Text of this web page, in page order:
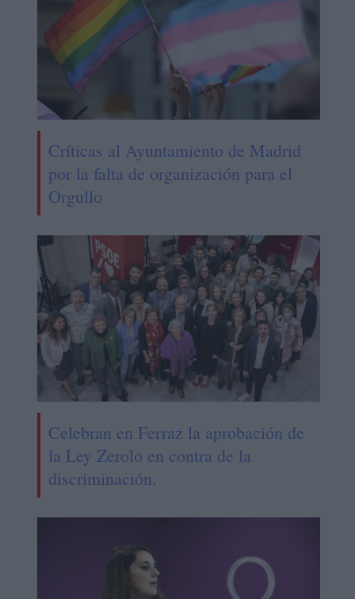
Críticas al Ayuntamiento de Madrid
por la falta de organización para el
Orgullo
Celebran en Ferraz la aprobación de
la Ley Zerolo en contra de la
discriminación.